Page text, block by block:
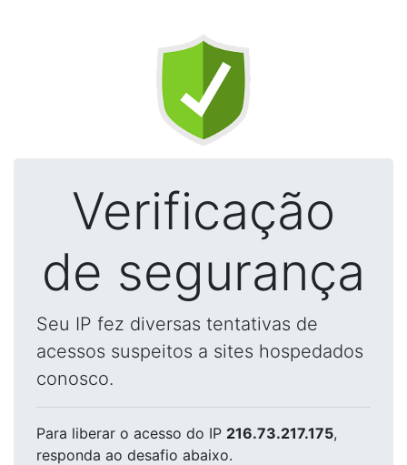
Verificação
de segurança
Seu IP fez diversas tentativas de
acessos suspeitos a sites hospedados
conosco.
Para liberar o acesso do IP 216.73.217.175,
responda ao desafio abaixo.